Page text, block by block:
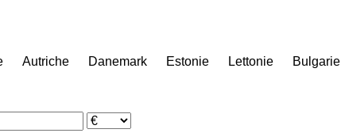
Autriche Danemark Estonie Lettonie
Bulgarie